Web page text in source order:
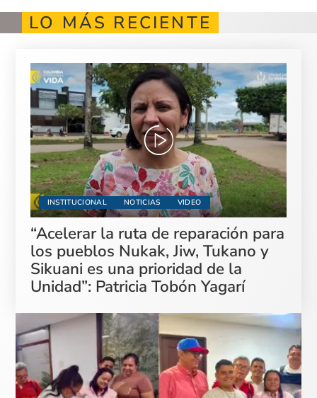
LO MÁS RECIENTE
INSTITUCIONAL NOTICIAS VIDEO
“Acelerar la ruta de reparación para
los pueblos Nukak, Jiw, Tukano y
Sikuani es una prioridad de la
Unidad”: Patricia Tobón Yagarí